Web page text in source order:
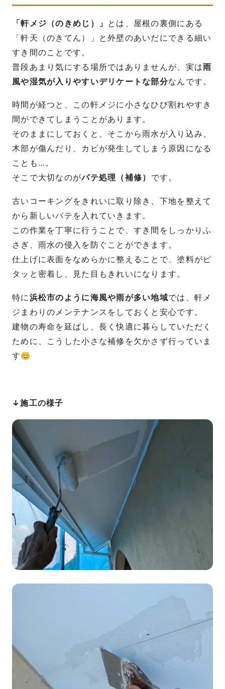
「軒メジ（のきめじ）」
とは、屋根の裏側にある
「軒天（のきてん）」と外壁のあいだにできる細い
すき間のことです。
普段あまり気にする場所ではありませんが、実は雨
風や湿気が入りやすいデリケートな部分なんです。
時間が経つと、この軒メジに小さなひび割れやすき
間ができてしまうことがあります。
そのままにしておくと、そこから雨水が入り込み、
木部が傷んだり、カビが発生してしまう原因になる
ことも…。
そこで大切なのがパテ処理（補修） です。
古いコーキングをきれいに取り除き、下地を整えて
から新しいパテを入れていきます。
この作業を丁寧に行うことで、すき間をしっかりふ
さぎ、雨水の侵入を防ぐことができます。
仕上げに表面をなめらかに整えることで、塗料がピ
タッと密着し、見た目もきれいになります。
特に浜松市のように海風や雨が多い地域では、軒メ
ジまわりのメンテナンスをしておくと安心です。
建物の寿命を延ばし、長く快適に暮らしていただく
ために、こうした小さな補修を欠かさず行っていま
す😊
↓施工の様子